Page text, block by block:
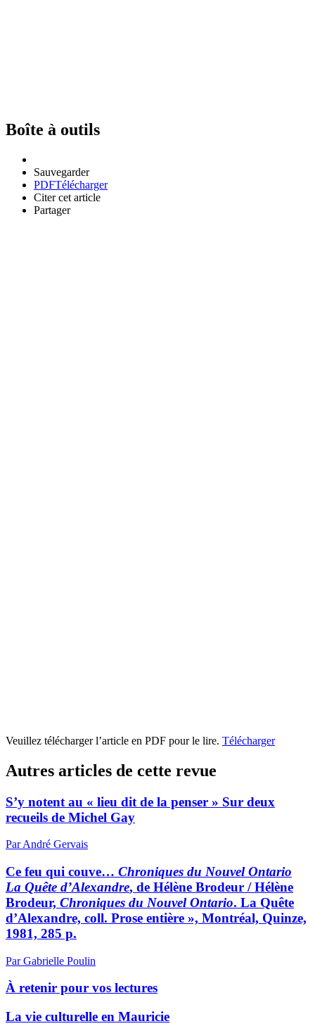
Boîte à outils
Sauvegarder
PDFTélécharger
Citer cet article
Partager
Veuillez télécharger l’article en PDF pour le lire. Télécharger
Autres articles de cette revue
S’y notent au « lieu dit de la penser » Sur deux
recueils de Michel Gay
Par André Gervais
Ce feu qui couve… Chroniques du Nouvel Ontario
La Quête d’Alexandre, de Hélène Brodeur / Hélène
Brodeur, Chroniques du Nouvel Ontario. La Quête
d’Alexandre, coll. Prose entière », Montréal, Quinze,
1981, 285 p.
Par Gabrielle Poulin
À retenir pour vos lectures
La vie culturelle en Mauricie